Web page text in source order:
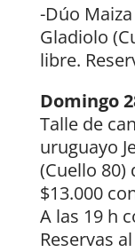
-Dúo
Gladiolo
libre.
Domingo
Talle de
uruguayo
(Cuello 80)
$13.000
A las 19 h
Reservas